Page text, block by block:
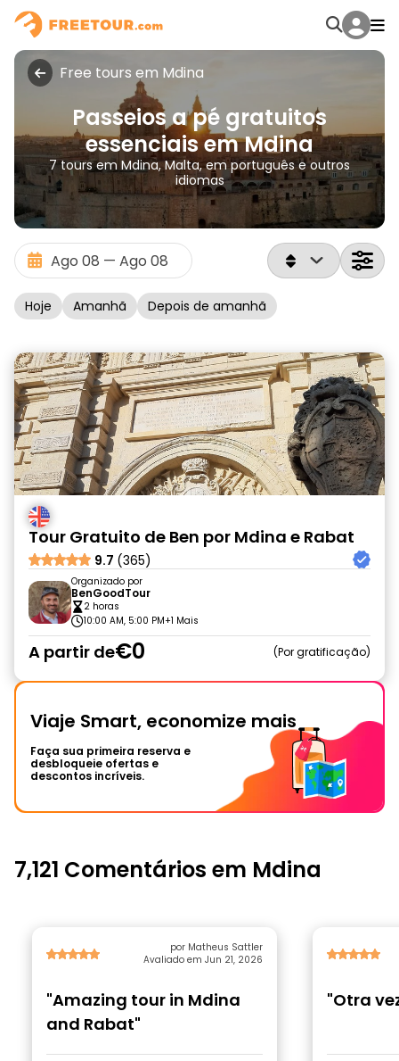
Free tours em Mdina
Passeios a pé gratuitos
essenciais em Mdina
7 tours em Mdina, Malta, em português e outros
idiomas
Hoje Amanhã Depois de amanhã
Tour Gratuito de Ben por Mdina e Rabat
9.7 (365)
Organizado por
BenGoodTour
2 horas
10:00 AM, 5:00 PM+1 Mais
A partir de€0 Por gratificação
Viaje Smart, economize mais
Faça sua primeira reserva e
desbloqueie ofertas e
descontos incríveis.
7,121 Comentários em Mdina
por Matheus Sattler
Avaliado em Jun 21, 2026
"Amazing tour in Mdina
and Rabat"
"Otra